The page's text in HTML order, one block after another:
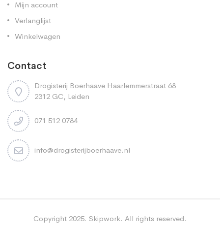
Mijn account
Verlanglijst
Winkelwagen
Contact
Drogisterij Boerhaave Haarlemmerstraat 68
2312 GC, Leiden
071 512 0784
info@drogisterijboerhaave.nl
Copyright 2025. Skipwork. All rights reserved.